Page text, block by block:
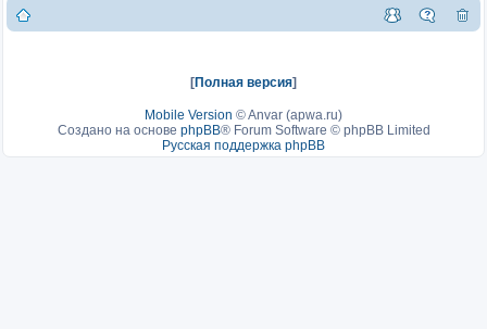
[Полная версия]
Mobile Version ©Anvar (apwa.ru)
Создано на основе phpBB® Forum Software © phpBB Limited
Русская поддержка phpBB